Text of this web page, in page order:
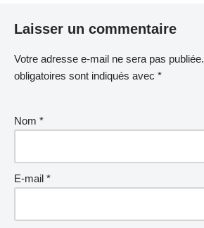
Laisser un commentaire
Votre adresse e-mail ne sera pas publiée.
obligatoires sont indiqués avec *
Nom *
E-mail *